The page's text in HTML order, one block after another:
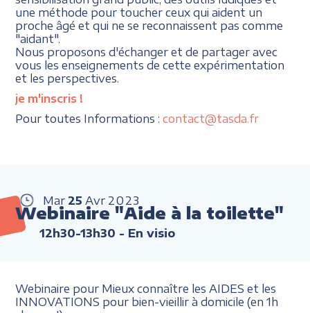
une méthode pour toucher ceux qui aident un
proche âgé et qui ne se reconnaissent pas comme
"aidant".
Nous proposons d'échanger et de partager avec
vous les enseignements de cette expérimentation
et les perspectives.
je m'inscris !
Pour toutes Informations :contact@tasda.fr
Mar 25 Avr 2023
Webinaire "Aide à la toilette"
12h30-13h30 - En visio
Webinaire pour Mieux connaître les AIDES et les
INNOVATIONS pour bien-vieillir à domicile (en 1h